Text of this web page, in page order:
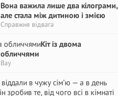
Вона важила лише два кілограми,
але стала між дитиною і змією
Справжня відвага
Кіт із двома
обличчями
Вау